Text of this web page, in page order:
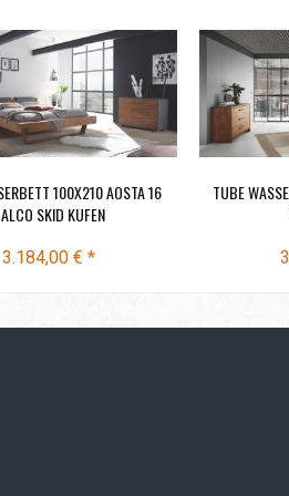
100X210 AOSTA 16
SKID KUFEN
3.184,00 € *
TUBE